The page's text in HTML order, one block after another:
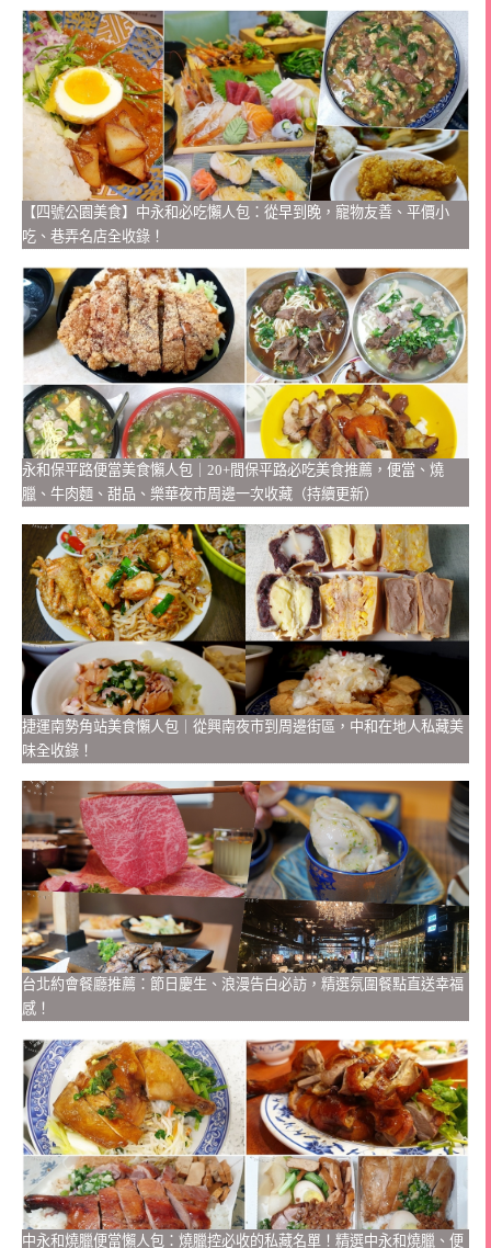
【四號公園美食】中永和必吃懶人包：從早到晚，寵物友善、平價小
吃、巷弄名店全收錄！
永和保平路便當美食懶人包｜20+間保平路必吃美食推薦，便當、燒
臘、牛肉麵、甜品、樂華夜市周邊一次收藏（持續更新）
捷運南勢角站美食懶人包｜從興南夜市到周邊街區，中和在地人私藏美
味全收錄！
台北約會餐廳推薦：節日慶生、浪漫告白必訪，精選氛圍餐點直送幸福
感！
中永和燒臘便當懶人包：燒臘控必收的私藏名單！精選中永和燒臘、便